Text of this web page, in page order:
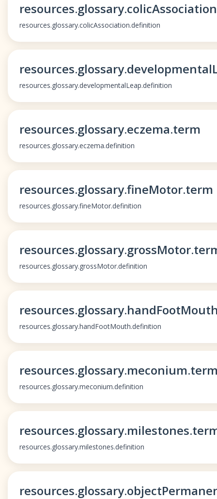
resources.glossary.colicAssociation.definition
resources.glossary.developmentalLeap.definition
resources.glossary.eczema.term
resources.glossary.eczema.definition
resources.glossary.fineMotor.term
resources.glossary.fineMotor.definition
resources.glossary.grossMotor.definition
resources.glossary.handFootMouth.definition
resources.glossary.meconium.definition
resources.glossary.milestones.definition